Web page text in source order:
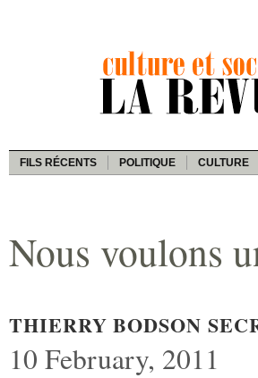
FILS RÉCENTS POLITIQUE CULTURE
Nous voulons
THIERRY BODSON
10 February, 2011